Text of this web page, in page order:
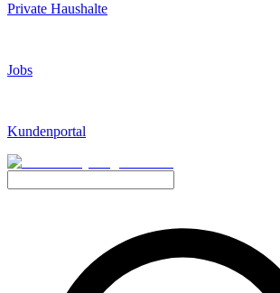
Private Haushalte
Jobs
Kundenportal